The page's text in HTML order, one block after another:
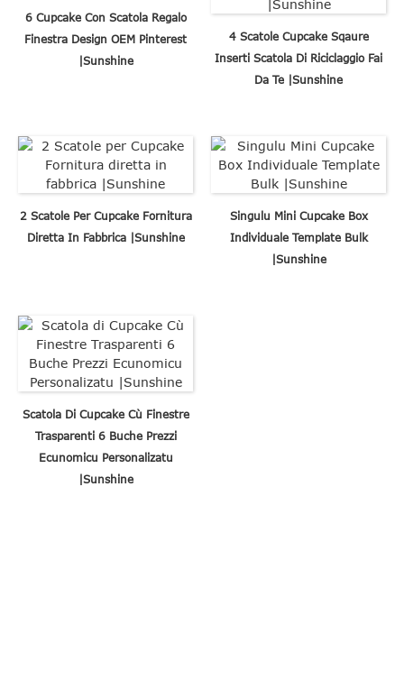
6 Cupcake Con Scatola Regalo
Finestra Design OEM Pinterest
|Sunshine
4 Scatole Cupcake Sqaure
Inserti Scatola Di Riciclaggio Fai
Da Te |Sunshine
2 Scatole Per Cupcake Fornitura
Diretta In Fabbrica |Sunshine
Singulu Mini Cupcake Box
Individuale Template Bulk
|Sunshine
Scatola Di Cupcake Cù Finestre
Trasparenti 6 Buche Prezzi
Ecunomicu Personalizatu
|Sunshine